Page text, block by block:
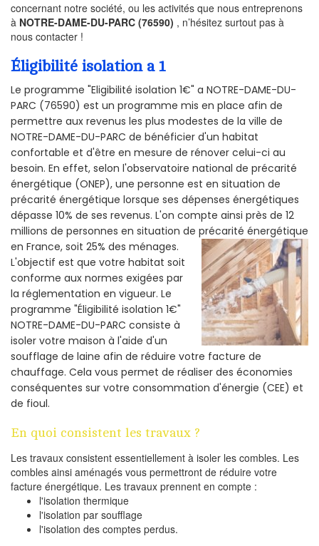
concernant notre société, ou les activités que nous entreprenons
à NOTRE-DAME-DU-PARC (76590) , n’hésitez surtout pas à
nous contacter !
Éligibilité isolation a 1
Le programme "Eligibilité isolation 1€" a NOTRE-DAME-DU-
PARC (76590) est un programme mis en place afin de
permettre aux revenus les plus modestes de la ville de
NOTRE-DAME-DU-PARC de bénéficier d'un habitat
confortable et d'être en mesure de rénover celui-ci au
besoin. En effet, selon l'observatoire national de précarité
énergétique (ONEP), une personne est en situation de
précarité énergétique lorsque ses dépenses énergétiques
dépasse 10% de ses revenus. L'on compte ainsi près de 12
millions de personnes en situation de précarité énergétique
en France, soit 25% des ménages.
L'objectif est que votre habitat soit
conforme aux normes exigées par
la réglementation en vigueur. Le
programme "Éligibilité isolation 1€"
NOTRE-DAME-DU-PARC consiste à
isoler votre maison à l'aide d'un
soufflage de laine afin de réduire votre facture de
chauffage. Cela vous permet de réaliser des économies
conséquentes sur votre consommation d'énergie (CEE) et
de fioul.
En quoi consistent les travaux ?
Les travaux consistent essentiellement à isoler les combles. Les
combles ainsi aménagés vous permettront de réduire votre
facture énergétique. Les travaux prennent en compte :
l'isolation thermique
l'isolation par soufflage
l'isolation des comptes perdus.